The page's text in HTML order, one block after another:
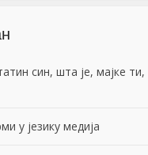
син, шта је, мајке ти,
у језику медија